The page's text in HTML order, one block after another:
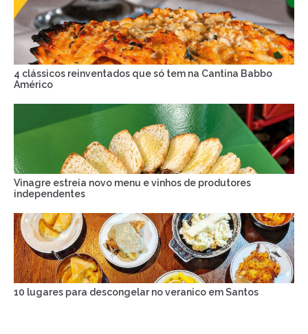
4 clássicos reinventados que só tem na Cantina Babbo
Américo
Vinagre estreia novo menu e vinhos de produtores
independentes
10 lugares para descongelar no veranico em Santos